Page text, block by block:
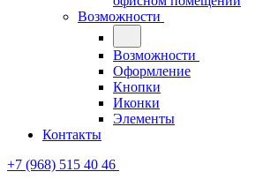
Возможности
Возможности
Оформление
Кнопки
Иконки
Элементы
Контакты
+7 (968) 515 40 46